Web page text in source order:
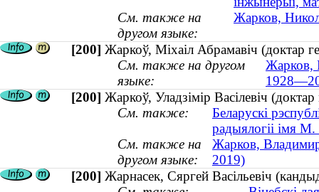
См. также на
другом языке:
Жарков,
[200] Жаркоў, Міхаіл Абрамавіч (доктар
См. также на другом
языке:
Жарков,
[200] Жаркоў, Уладзімір Васілевіч
См. также:
Беларускі
радыялогіі імя
См. также на
другом языке:
Жарков,
2019)
[200] Жарнасек, Сяргей Васільевіч